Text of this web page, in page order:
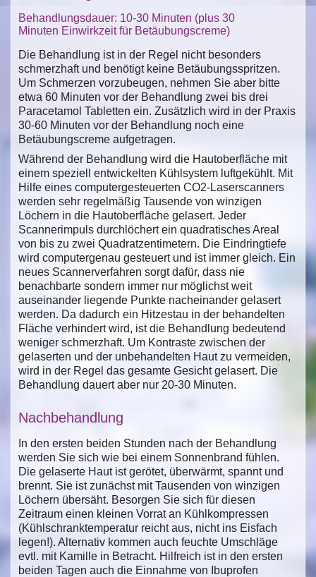
Behandlungsdauer: 10-30 Minuten (plus 30
Minuten Einwirkzeit für Betäubungscreme)
Die Behandlung ist in der Regel nicht besonders
schmerzhaft und benötigt keine Betäubungsspritzen.
Um Schmerzen vorzubeugen, nehmen Sie aber bitte
etwa 60 Minuten vor der Behandlung zwei bis drei
Paracetamol Tabletten ein. Zusätzlich wird in der Praxis
30-60 Minuten vor der Behandlung noch eine
Betäubungscreme aufgetragen.
Während der Behandlung wird die Hautoberfläche mit
einem speziell entwickelten Kühlsystem luftgekühlt. Mit
Hilfe eines computergesteuerten CO2-Laserscanners
werden sehr regelmäßig Tausende von winzigen
Löchern in die Hautoberfläche gelasert. Jeder
Scannerimpuls durchlöchert ein quadratisches Areal
von bis zu zwei Quadratzentimetern. Die Eindringtiefe
wird computergenau gesteuert und ist immer gleich. Ein
neues Scannerverfahren sorgt dafür, dass nie
benachbarte sondern immer nur möglichst weit
auseinander liegende Punkte nacheinander gelasert
werden. Da dadurch ein Hitzestau in der behandelten
Fläche verhindert wird, ist die Behandlung bedeutend
weniger schmerzhaft. Um Kontraste zwischen der
gelaserten und der unbehandelten Haut zu vermeiden,
wird in der Regel das gesamte Gesicht gelasert. Die
Behandlung dauert aber nur 20-30 Minuten.
Nachbehandlung
In den ersten beiden Stunden nach der Behandlung
werden Sie sich wie bei einem Sonnenbrand fühlen.
Die gelaserte Haut ist gerötet, überwärmt, spannt und
brennt. Sie ist zunächst mit Tausenden von winzigen
Löchern übersäht. Besorgen Sie sich für diesen
Zeitraum einen kleinen Vorrat an Kühlkompressen
(Kühlschranktemperatur reicht aus, nicht ins Eisfach
legen!). Alternativ kommen auch feuchte Umschläge
evtl. mit Kamille in Betracht. Hilfreich ist in den ersten
beiden Tagen auch die Einnahme von Ibuprofen